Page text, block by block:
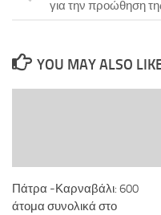
για την προώθηση
YOU MAY ALSO
Πάτρα -Καρναβάλι: 600
άτομα συνολικά στο